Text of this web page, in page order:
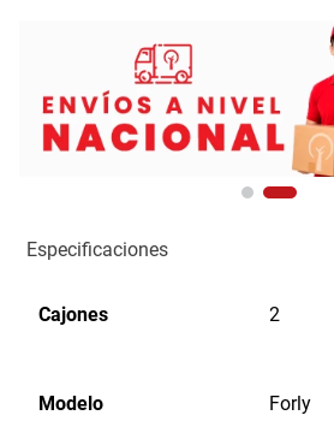
Especificaciones
Cajones 2
Modelo Forly